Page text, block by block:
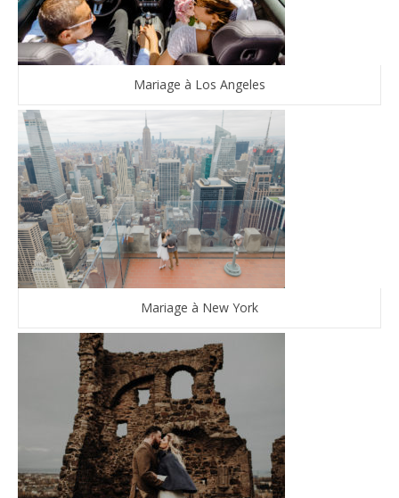
Mariage à Los Angeles
Mariage à New York